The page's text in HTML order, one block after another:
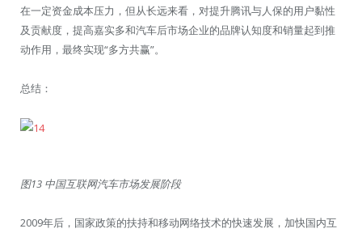
在一定资金成本压力，但从长远来看，对提升腾讯与人保的用户黏性
及贡献度，提高嘉实多和汽车后市场企业的品牌认知度和销量起到推
动作用，最终实现“多方共赢”。
总结：
图13 中国互联网汽车市场发展阶段
2009年后，国家政策的扶持和移动网络技术的快速发展，加快国内互